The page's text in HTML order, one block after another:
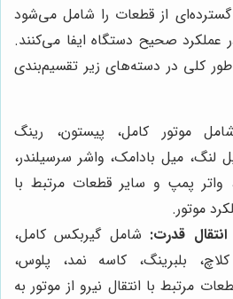
از قطعات را شامل می‌شود
صحیح دستگاه ایفا می‌کنند.
کلی در دسته‌های زیر تقسیم‌بندی
موتور کامل، پیستون، رینگ
لنگ، میل بادامک، واشر سرسیلندر،
واتر پمپ و سایر قطعات مرتبط با
موتور.
قدرت: شامل گیربکس کامل،
بلبرینگ، کاسه نمد، پلوس،
مرتبط با انتقال نیرو از موتور به